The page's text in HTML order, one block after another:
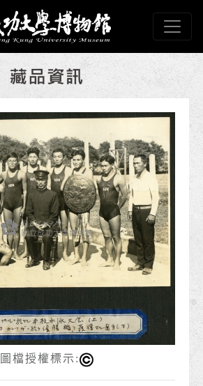
大學博物館
圖檔授權標示: